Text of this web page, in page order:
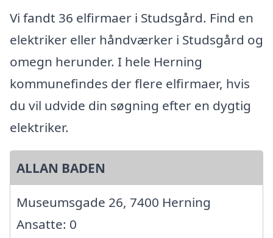
Vi fandt 36 elfirmaer i Studsgård. Find en
elektriker eller håndværker i Studsgård og
omegn herunder. I hele Herning
kommunefindes der flere elfirmaer, hvis
du vil udvide din søgning efter en dygtig
elektriker.
ALLAN BADEN
Museumsgade 26, 7400 Herning
Ansatte: 0